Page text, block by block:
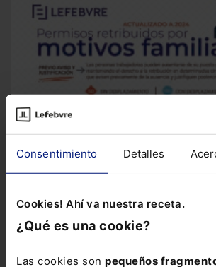
Consentimiento Detalles
Cookies! Ahí va nuestra receta.
¿Qué es una cookie?
Las cookies son pequeños
Infografía Infografía sobre permisos